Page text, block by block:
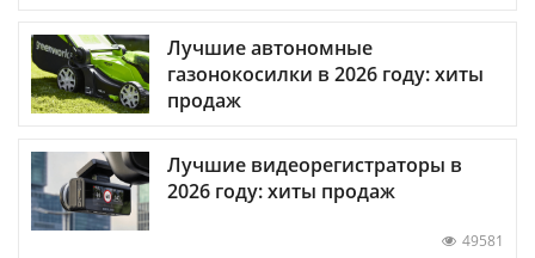
Лучшие автономные
газонокосилки в 2026 году: хиты
продаж
Лучшие видеорегистраторы в
2026 году: хиты продаж
49581